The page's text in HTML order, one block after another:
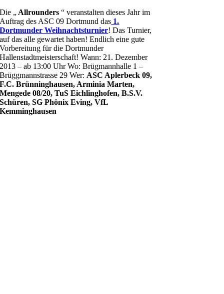
Die „ Allrounders “ veranstalten dieses Jahr im
Auftrag des ASC 09 Dortmund das 1.
Dortmunder Weihnachtsturnier! Das Turnier,
auf das alle gewartet haben! Endlich eine gute
Vorbereitung für die Dortmunder
Hallenstadtmeisterschaft! Wann: 21. Dezember
2013 – ab 13:00 Uhr Wo: Brügmannhalle 1 –
Brüggmannstrasse 29 Wer: ASC Aplerbeck 09,
F.C. Brünninghausen, Arminia Marten,
Mengede 08/20, TuS Eichlinghofen, B.S.V.
Schüren, SG Phönix Eving, VfL
Kemminghausen